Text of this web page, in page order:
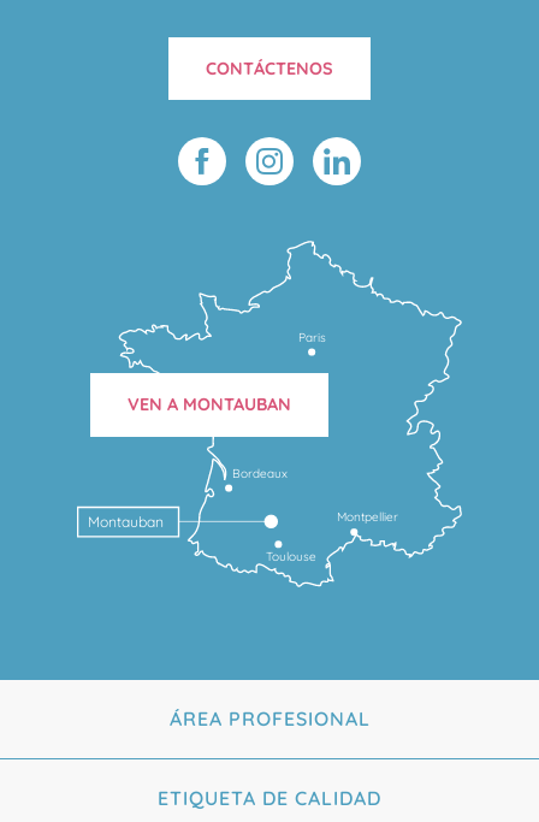
CONTÁCTENOS
Toulouse
Montpellier
Bordeaux
Montauban
Paris
VEN A MONTAUBAN
ÁREA PROFESIONAL
ETIQUETA DE CALIDAD